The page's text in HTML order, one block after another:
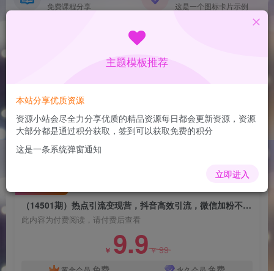
免费课程分享
这是一个图标卡片示例
（14501期）热点引流变现营，抖音高效引流，微
信加粉不停，提高粘性促成交
1年前更新
88
（14501期）热点引流变现营，抖音高效引流，微信加粉不停，提高粘性促成交
此内容为付费阅读，请付费后查看
￥ 9.9￥99
主题模板推荐
本站分享优质资源
资源小站会尽全力分享优质的精品资源每日都会更新资源，资源
大部分都是通过积分获取，签到可以获取免费的积分
这是一条系统弹窗通知
立即进入